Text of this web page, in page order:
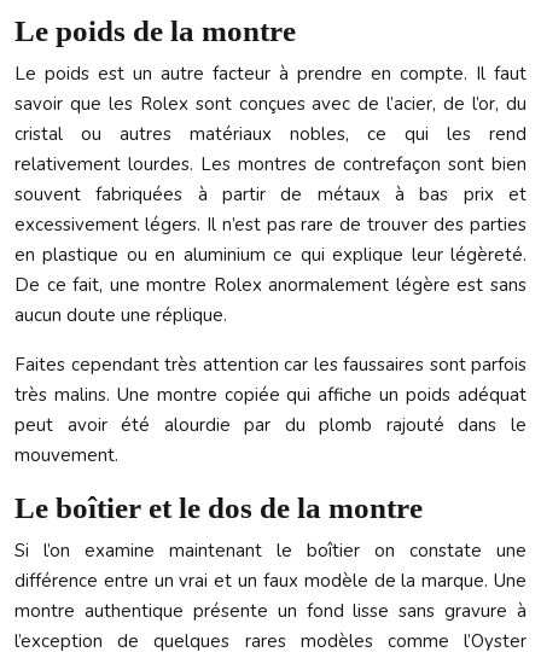
Le poids de la montre
Le poids est un autre facteur à prendre en compte. Il faut
savoir que les Rolex sont conçues avec de l’acier, de l’or, du
cristal ou autres matériaux nobles, ce qui les rend
relativement lourdes. Les montres de contrefaçon sont bien
souvent fabriquées à partir de métaux à bas prix et
excessivement légers. Il n’est pas rare de trouver des parties
en plastique ou en aluminium ce qui explique leur légèreté.
De ce fait, une montre Rolex anormalement légère est sans
aucun doute une réplique.
Faites cependant très attention car les faussaires sont parfois
très malins. Une montre copiée qui affiche un poids adéquat
peut avoir été alourdie par du plomb rajouté dans le
mouvement.
Le boîtier et le dos de la montre
Si l’on examine maintenant le boîtier on constate une
différence entre un vrai et un faux modèle de la marque. Une
montre authentique présente un fond lisse sans gravure à
l’exception de quelques rares modèles comme l’Oyster